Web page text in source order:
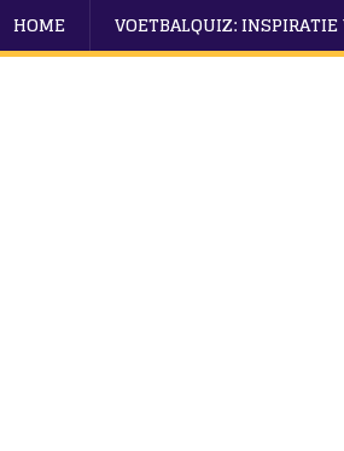
HOME VOETBALQUIZ: INSPIRATIE